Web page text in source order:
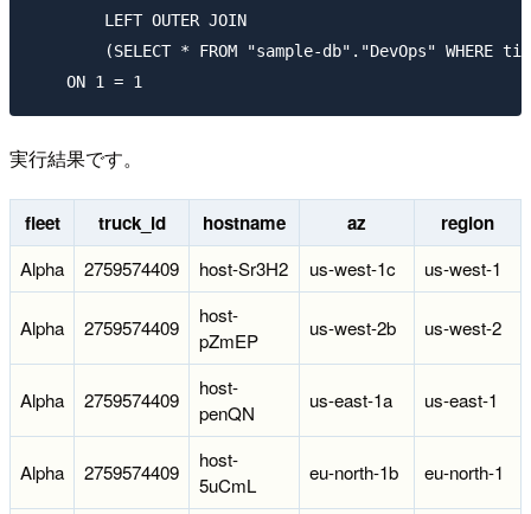
実行結果です。
fleet truck_id hostname az region
Alpha 2759574409 host-Sr3H2 us-west-1c us-west-1
Alpha 2759574409
host-
pZmEP
us-west-2b us-west-2
Alpha 2759574409
host-
penQN
us-east-1a us-east-1
Alpha 2759574409
host-
5uCmL
eu-north-1b eu-north-1